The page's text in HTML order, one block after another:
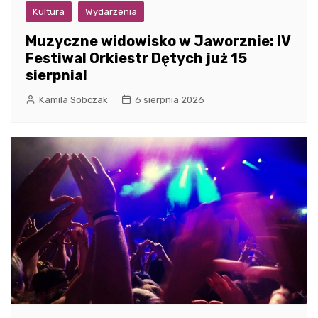
Kultura Wydarzenia
Muzyczne widowisko w Jaworznie: IV
Festiwal Orkiestr Dętych już 15
sierpnia!
Kamila Sobczak 6 sierpnia 2026